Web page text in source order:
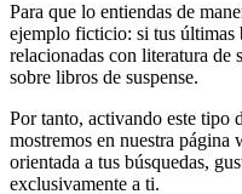
Para que lo entiendas de
ejemplo ficticio: si tus últimas
relacionadas con literatura de
sobre libros de suspense.
Por tanto, activando este tipo
mostremos en nuestra página
orientada a tus búsquedas,
exclusivamente a ti.